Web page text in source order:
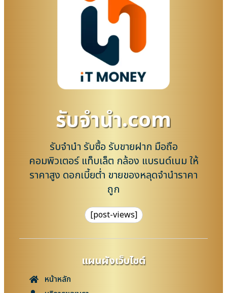
รับจํานํา.com
รับจำนำ รับซื้อ รับขายฝาก มือถือ
คอมพิวเตอร์ แท็บเล็ต กล้อง แบรนด์เนม ให้
ราคาสูง ดอกเบี้ยต่ำ ขายของหลุดจำนำราคา
ถูก
[post-views]
แผนผังเว็บไซต์
หน้าหลัก